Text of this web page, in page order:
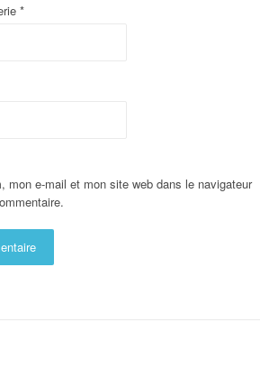
*
mon e-mail et mon site web dans le navigateur